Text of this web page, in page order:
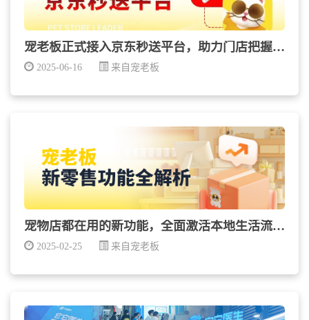
宠老板正式接入京东秒送平台，助力门店把握京东外卖新...
2025-06-16 来自宠老板
宠物店都在用的新功能，全面激活本地生活流量！
2025-02-25 来自宠老板